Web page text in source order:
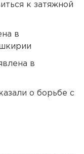
к затяжной
в
в
о борьбе с